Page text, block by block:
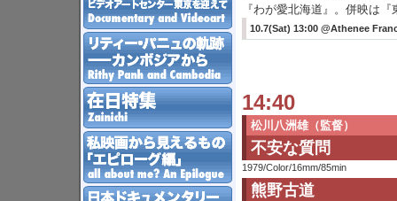
『わが愛北海道』。併映は
10.7(Sat) 13:00 @Athenee
14:40
松川八洲雄（監督）
不安な質問
1979/Color/16mm/85min
熊野古道